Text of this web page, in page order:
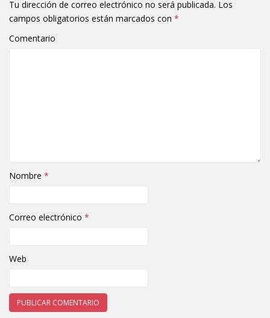
Tu dirección de correo electrónico no será publicada. Los
campos obligatorios están marcados con *
Comentario
Nombre *
Correo electrónico *
Web